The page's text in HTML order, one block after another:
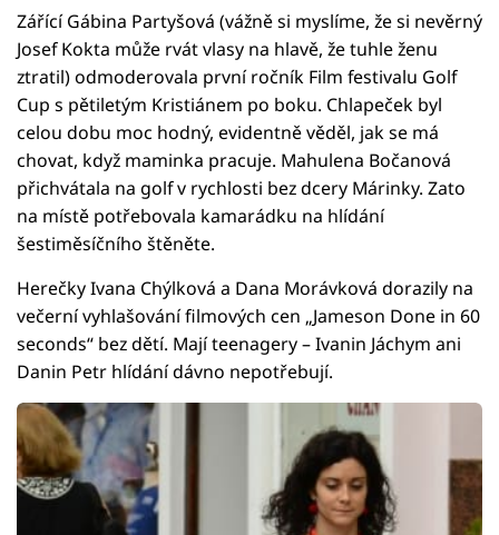
Zářící Gábina Partyšová (vážně si myslíme, že si nevěrný
Josef Kokta může rvát vlasy na hlavě, že tuhle ženu
ztratil) odmoderovala první ročník Film festivalu Golf
Cup s pětiletým Kristiánem po boku. Chlapeček byl
celou dobu moc hodný, evidentně věděl, jak se má
chovat, když maminka pracuje. Mahulena Bočanová
přichvátala na golf v rychlosti bez dcery Márinky. Zato
na místě potřebovala kamarádku na hlídání
šestiměsíčního štěněte.
Herečky Ivana Chýlková a Dana Morávková dorazily na
večerní vyhlašování filmových cen „Jameson Done in 60
seconds“ bez dětí. Mají teenagery – Ivanin Jáchym ani
Danin Petr hlídání dávno nepotřebují.